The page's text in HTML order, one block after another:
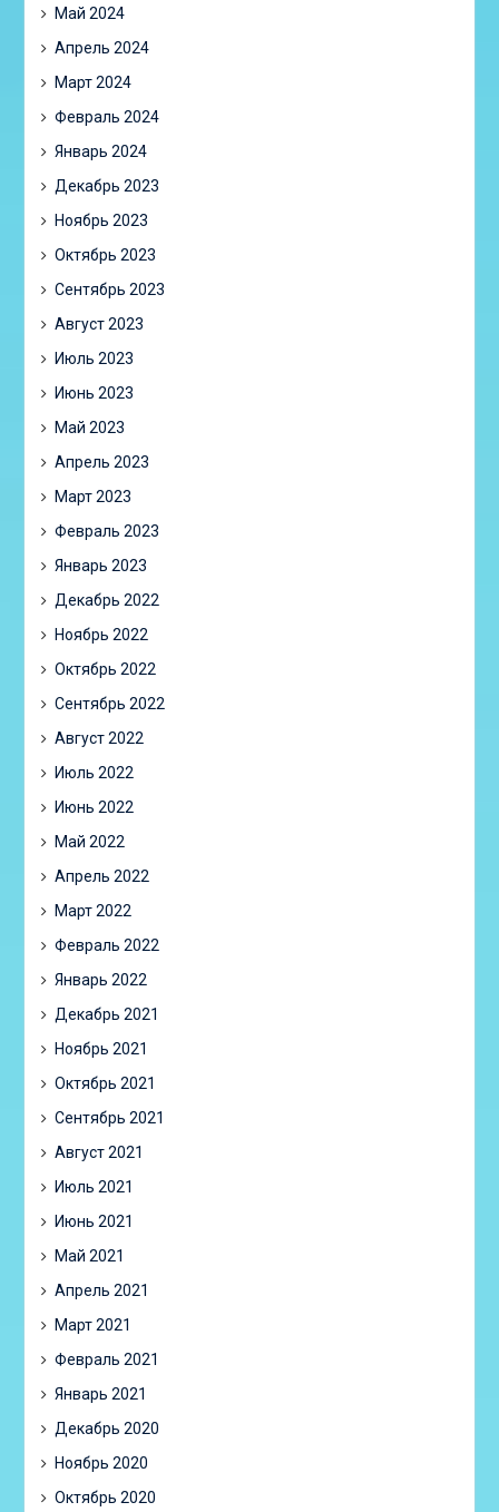
Май 2024
Апрель 2024
Март 2024
Февраль 2024
Январь 2024
Декабрь 2023
Ноябрь 2023
Октябрь 2023
Сентябрь 2023
Август 2023
Июль 2023
Июнь 2023
Май 2023
Апрель 2023
Март 2023
Февраль 2023
Январь 2023
Декабрь 2022
Ноябрь 2022
Октябрь 2022
Сентябрь 2022
Август 2022
Июль 2022
Июнь 2022
Май 2022
Апрель 2022
Март 2022
Февраль 2022
Январь 2022
Декабрь 2021
Ноябрь 2021
Октябрь 2021
Сентябрь 2021
Август 2021
Июль 2021
Июнь 2021
Май 2021
Апрель 2021
Март 2021
Февраль 2021
Январь 2021
Декабрь 2020
Ноябрь 2020
Октябрь 2020